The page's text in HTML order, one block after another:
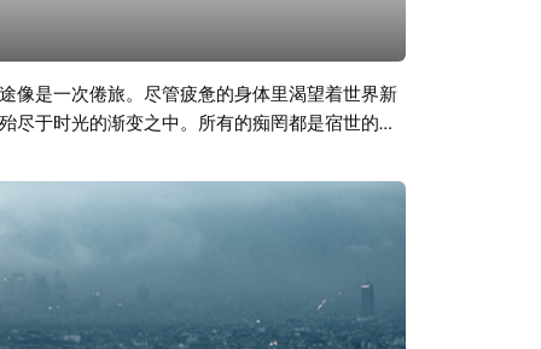
像是一次倦旅。尽管疲惫的身体里渴望着世界新
尽于时光的渐变之中。所有的痴罔都是宿世的纠
的味道。就像这期法国音乐，虽然是一杯醇厚的
去试听落网之前发布法国香颂音乐专题